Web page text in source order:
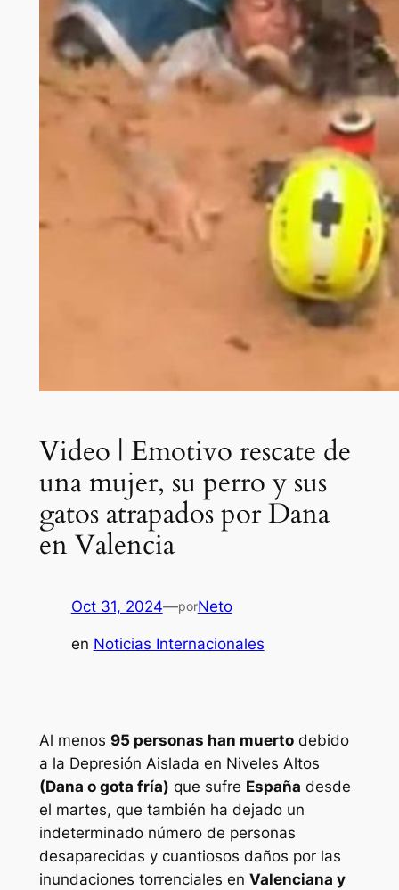
Video | Emotivo rescate de
una mujer, su perro y sus
gatos atrapados por Dana
en Valencia
Oct 31, 2024—porNeto
en Noticias Internacionales
Al menos 95 personas han muertodebido
a la Depresión Aislada en Niveles Altos
(Dana o gota fría) que sufre España desde
el martes, que también ha dejado un
indeterminado número de personas
desaparecidas y cuantiosos daños por las
inundaciones torrenciales en Valenciana y